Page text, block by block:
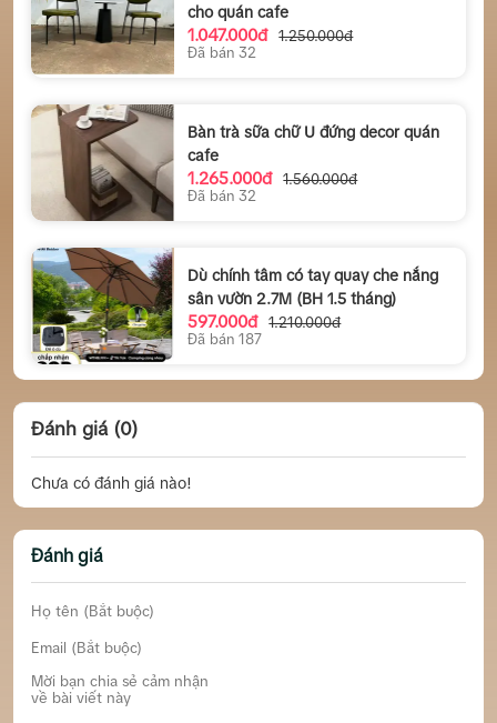
cho quán cafe
1.047.000đ
1.250.000đ
Đã bán 32
Bàn trà sữa chữ U đứng decor quán
cafe
1.265.000đ
1.560.000đ
Đã bán 32
Dù chính tâm có tay quay che nắng
sân vườn 2.7M (BH 1.5 tháng)
597.000đ
1.210.000đ
Đã bán 187
Đánh giá (0)
Chưa có đánh giá nào!
Đánh giá